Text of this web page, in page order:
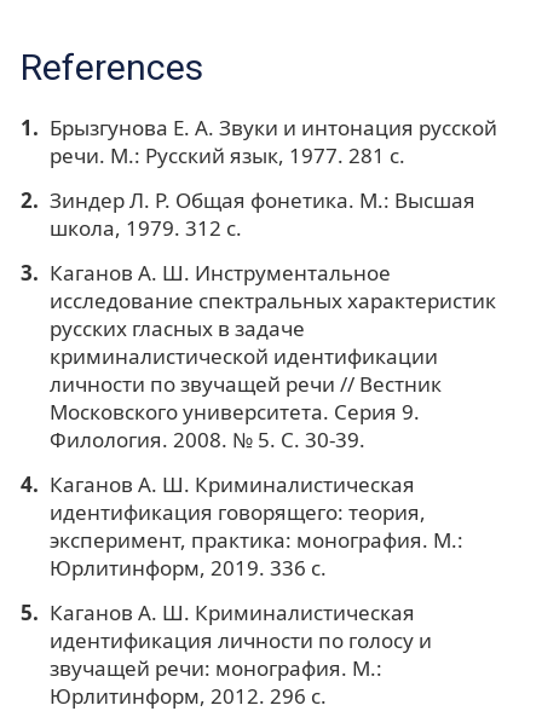
References
Брызгунова Е. А. Звуки и интонация русской
речи. М.: Русский язык, 1977. 281 с.
Зиндер Л. Р. Общая фонетика. М.: Высшая
школа, 1979. 312 с.
Каганов А. Ш. Инструментальное
исследование спектральных характеристик
русских гласных в задаче
криминалистической идентификации
личности по звучащей речи // Вестник
Московского университета. Серия 9.
Филология. 2008. № 5. С. 30-39.
Каганов А. Ш. Криминалистическая
идентификация говорящего: теория,
эксперимент, практика: монография. М.:
Юрлитинформ, 2019. 336 с.
Каганов А. Ш. Криминалистическая
идентификация личности по голосу и
звучащей речи: монография. М.:
Юрлитинформ, 2012. 296 с.